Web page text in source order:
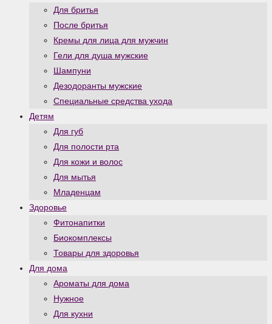
Для бритья
После бритья
Кремы для лица для мужчин
Гели для душа мужские
Шампуни
Дезодоранты мужские
Специальные средства ухода
Детям
Для губ
Для полости рта
Для кожи и волос
Для мытья
Младенцам
Здоровье
Фитонапитки
Биокомплексы
Товары для здоровья
Для дома
Ароматы для дома
Нужное
Для кухни